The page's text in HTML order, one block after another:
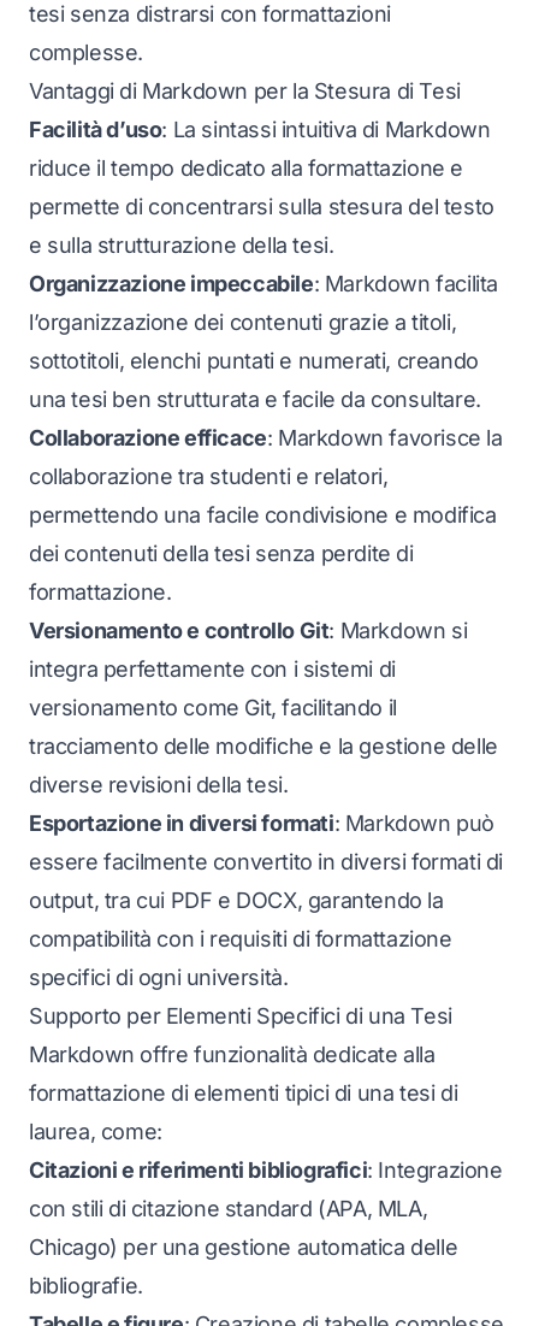
tesi senza distrarsi con formattazioni
complesse.
Vantaggi di Markdown per la Stesura di Tesi
Facilità d’uso: La sintassi intuitiva di Markdown
riduce il tempo dedicato alla formattazione e
permette di concentrarsi sulla stesura del testo
e sulla strutturazione della tesi.
Organizzazione impeccabile: Markdown facilita
l’organizzazione dei contenuti grazie a titoli,
sottotitoli, elenchi puntati e numerati, creando
una tesi ben strutturata e facile da consultare.
Collaborazione efficace: Markdown favorisce la
collaborazione tra studenti e relatori,
permettendo una facile condivisione e modifica
dei contenuti della tesi senza perdite di
formattazione.
Versionamento e controllo Git: Markdown si
integra perfettamente con i sistemi di
versionamento come Git, facilitando il
tracciamento delle modifiche e la gestione delle
diverse revisioni della tesi.
Esportazione in diversi formati: Markdown può
essere facilmente convertito in diversi formati di
output, tra cui PDF e DOCX, garantendo la
compatibilità con i requisiti di formattazione
specifici di ogni università.
Supporto per Elementi Specifici di una Tesi
Markdown offre funzionalità dedicate alla
formattazione di elementi tipici di una tesi di
laurea, come:
Citazioni e riferimenti bibliografici: Integrazione
con stili di citazione standard (APA, MLA,
Chicago) per una gestione automatica delle
bibliografie.